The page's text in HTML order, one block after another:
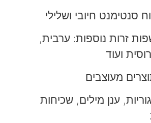
סנטימנט חיובי ושלילי
זרות נוספות: ערבית,
ועוד
מעוצבים
ענן מילים, שכיחות